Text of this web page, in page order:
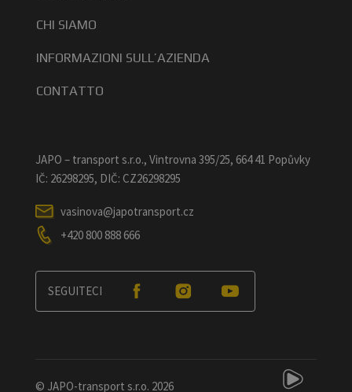
CHI SIAMO
INFORMAZIONI SULL’AZIENDA
CONTATTO
JAPO – transport s.r.o., Vintrovna 395/25, 664 41 Popůvky
IČ: 26298295, DIČ: CZ26298295
vasinova@japotransport.cz
+420 800 888 666
SEGUITECI
© JAPO-transport s.r.o. 2026